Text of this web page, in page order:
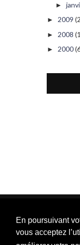
En poursuivant
vous acceptez
►
► 2009
► 2008
► 2000